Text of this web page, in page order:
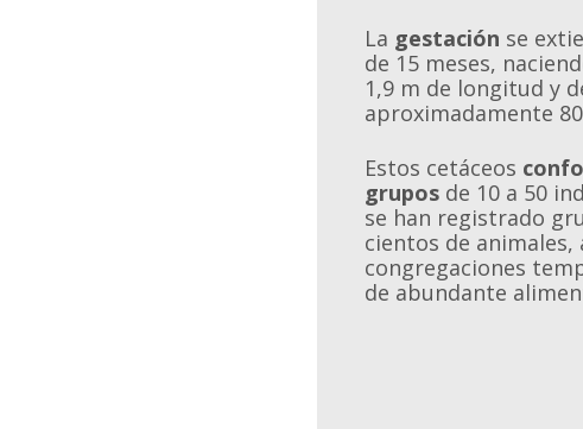
La gestación se
de 15 meses,
1,9 m de longitud y
aproximadamente
Estos cetáceos
grupos de 10 a 50
se han registrado
cientos de animales,
congregaciones
de abundante